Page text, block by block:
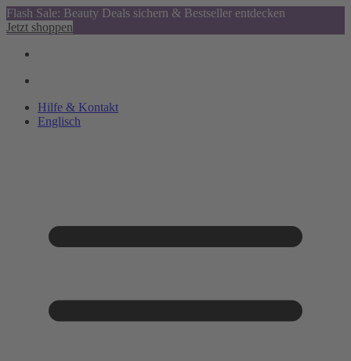
Flash Sale: Beauty Deals sichern & Bestseller entdecken
Jetzt shoppen
Hilfe & Kontakt
Englisch